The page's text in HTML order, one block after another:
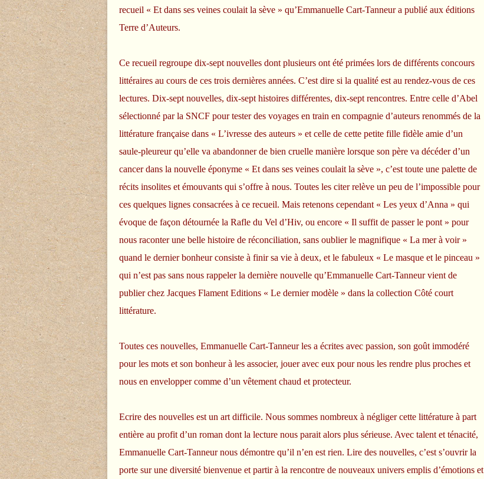
recueil « Et dans ses veines coulait la sève » qu’Emmanuelle Cart-Tanneur a publié aux éditions
Terre d’Auteurs.
Ce recueil regroupe dix-sept nouvelles dont plusieurs ont été primées lors de différents concours
littéraires au cours de ces trois dernières années. C’est dire si la qualité est au rendez-vous de ces
lectures. Dix-sept nouvelles, dix-sept histoires différentes, dix-sept rencontres. Entre celle d’Abel
sélectionné par la SNCF pour tester des voyages en train en compagnie d’auteurs renommés de la
littérature française dans « L’ivresse des auteurs » et celle de cette petite fille fidèle amie d’un
saule-pleureur qu’elle va abandonner de bien cruelle manière lorsque son père va décéder d’un
cancer dans la nouvelle éponyme « Et dans ses veines coulait la sève », c’est toute une palette de
récits insolites et émouvants qui s’offre à nous. Toutes les citer relève un peu de l’impossible pour
ces quelques lignes consacrées à ce recueil. Mais retenons cependant « Les yeux d’Anna » qui
évoque de façon détournée la Rafle du Vel d’Hiv, ou encore « Il suffit de passer le pont » pour
nous raconter une belle histoire de réconciliation, sans oublier le magnifique « La mer à voir »
quand le dernier bonheur consiste à finir sa vie à deux, et le fabuleux « Le masque et le pinceau »
qui n’est pas sans nous rappeler la dernière nouvelle qu’Emmanuelle Cart-Tanneur vient de
publier chez Jacques Flament Editions « Le dernier modèle » dans la collection Côté court
littérature.
Toutes ces nouvelles, Emmanuelle Cart-Tanneur les a écrites avec passion, son goût immodéré
pour les mots et son bonheur à les associer, jouer avec eux pour nous les rendre plus proches et
nous en envelopper comme d’un vêtement chaud et protecteur.
Ecrire des nouvelles est un art difficile. Nous sommes nombreux à négliger cette littérature à part
entière au profit d’un roman dont la lecture nous parait alors plus sérieuse. Avec talent et ténacité,
Emmanuelle Cart-Tanneur nous démontre qu’il n’en est rien. Lire des nouvelles, c’est s’ouvrir la
porte sur une diversité bienvenue et partir à la rencontre de nouveaux univers emplis d’émotions et